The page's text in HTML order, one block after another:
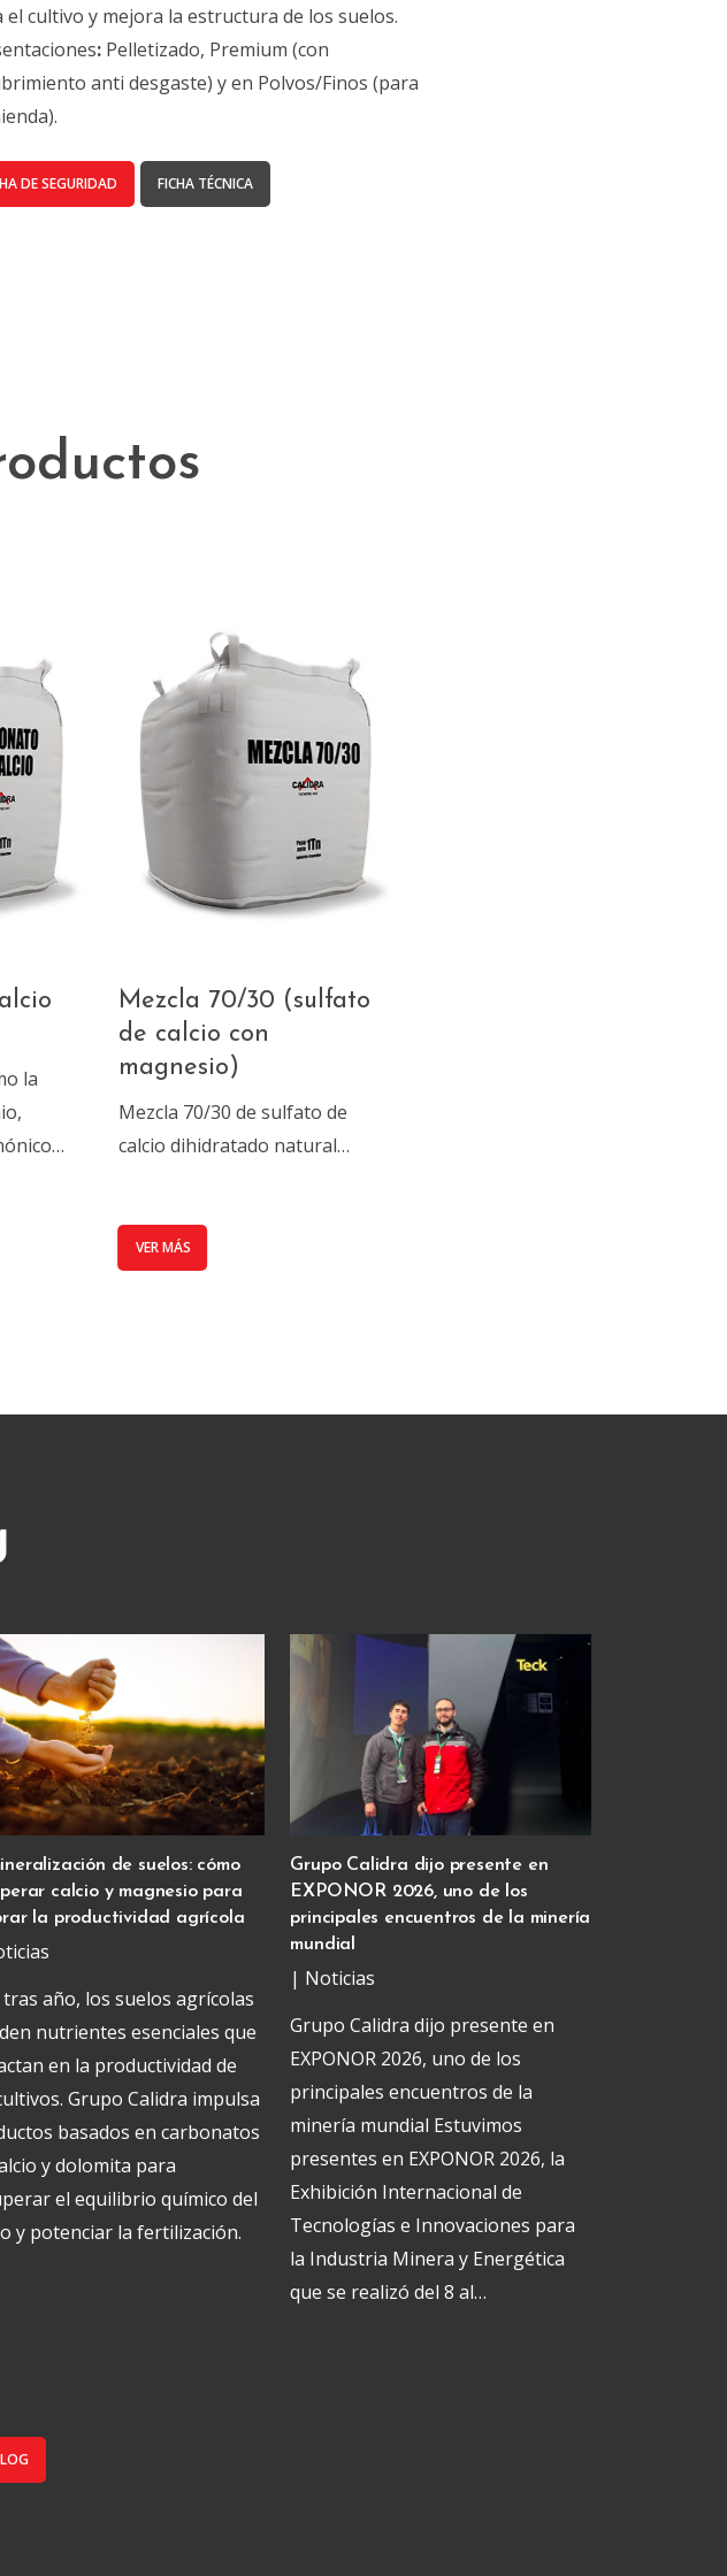
el cultivo y mejora la estructura de los suelos.
: Pelletizado, Premium (con
anti desgaste) y en Polvos/Finos (para
DE SEGURIDAD FICHA TÉCNICA
la
Mezcla 70/30 (sulfato
de calcio con
magnesio)
Mezcla 70/30 de sulfato de
calcio dihidratado natural…
VER MÁS
de suelos: cómo
calcio y magnesio para
la productividad agrícola
año, los suelos agrícolas
nutrientes esenciales que
en la productividad de
Grupo Calidra impulsa
basados en carbonatos
y dolomita para
el equilibrio químico del
y potenciar la fertilización.
Grupo Calidra dijo presente en
EXPONOR 2026, uno de los
principales encuentros de la minería
mundial
| Noticias
Grupo Calidra dijo presente en
EXPONOR 2026, uno de los
principales encuentros de la
minería mundial Estuvimos
presentes en EXPONOR 2026, la
Exhibición Internacional de
Tecnologías e Innovaciones para
la Industria Minera y Energética
que se realizó del 8 al…